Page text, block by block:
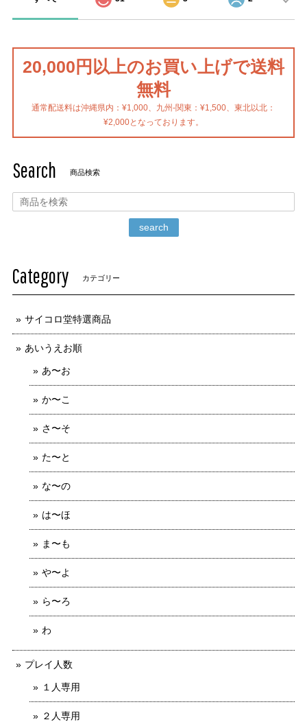
20,000円以上のお買い上げで送料
無料
通常配送料は沖縄県内：¥1,000、九州-関東：¥1,500、東北以北：
¥2,000となっております。
Search 商品検索
search
Category カテゴリー
サイコロ堂特選商品
あいうえお順
あ〜お
か〜こ
さ〜そ
た〜と
な〜の
は〜ほ
ま〜も
や〜よ
ら〜ろ
わ
プレイ人数
１人専用
２人専用